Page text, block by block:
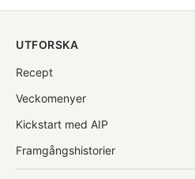
UTFORSKA
Recept
Veckomenyer
Kickstart med AIP
Framgångshistorier